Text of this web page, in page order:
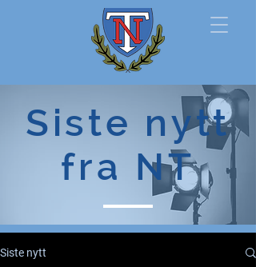
Tollerforbund
Siste nytt
fra NT
Siste nytt